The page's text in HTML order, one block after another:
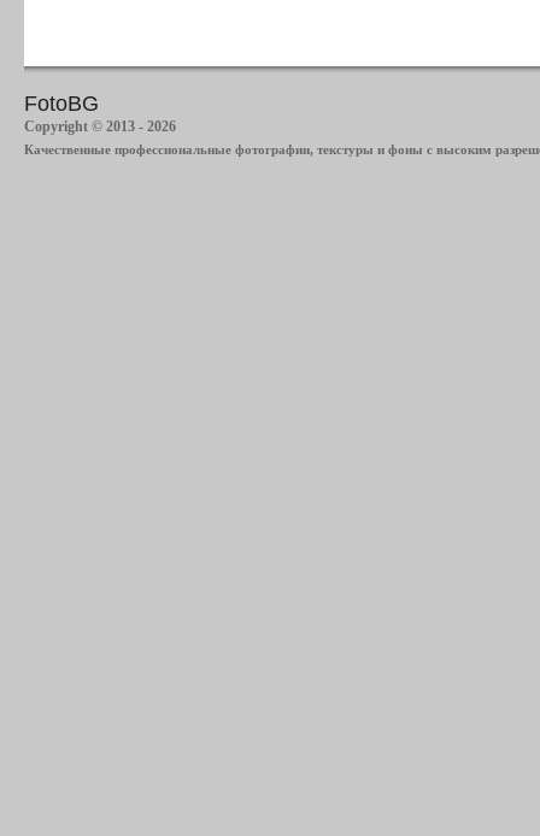
FotoBG
Copyright © 2013 - 2026
Качественные профессиональные фотографии, текстуры и фоны с высоким